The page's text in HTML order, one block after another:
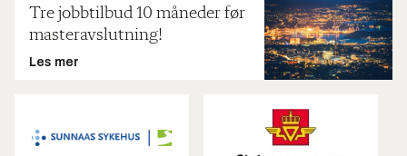
Tre jobbtilbud 10 måneder før
masteravslutning!
Les mer